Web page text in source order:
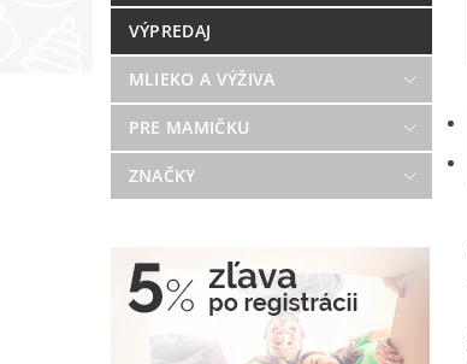
VÝPREDAJ
MLIEKO A VÝŽIVA
PRE MAMIČKU
ZNAČKY